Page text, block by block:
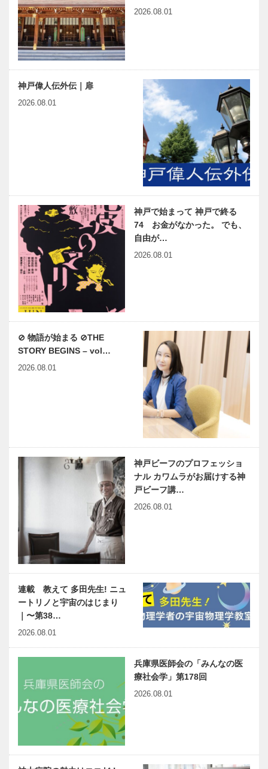
2026.08.01
神戸偉人伝外伝｜扉
2026.08.01
神戸で始まって 神戸で終る
74 お金がなかった。 でも、
自由が…
2026.08.01
⊘ 物語が始まる ⊘THE
STORY BEGINS – vol…
2026.08.01
神戸ビーフのプロフェッショ
ナル カワムラがお届けする神
戸ビーフ講…
2026.08.01
連載 教えて 多田先生! ニュ
ートリノと宇宙のはじまり
｜〜第38…
2026.08.01
兵庫県医師会の「みんなの医
療社会学」第178回
2026.08.01